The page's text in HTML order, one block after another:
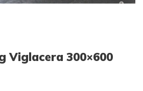
Viglacera 300×600